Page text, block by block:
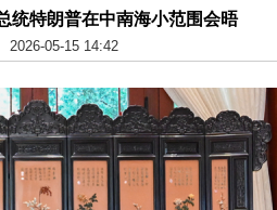
统特朗普在中南海小范围会晤
2026-05-15 14:42